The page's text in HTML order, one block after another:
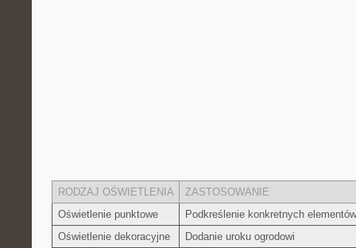
RODZAJ ‍OŚWIETLENIA
ZASTOSOWANIE
Oświetlenie punktowe
Podkreślenie ‍konkretnych
Oświetlenie⁣ dekoracyjne
Dodanie uroku ogrodowi